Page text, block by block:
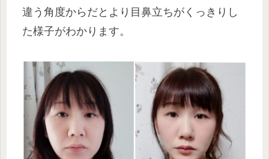
違う角度からだとより目鼻立ちがくっきりし
た様子がわかります。